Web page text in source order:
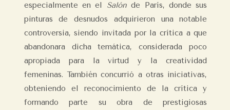
especialmente en el Salónde París, donde sus
pinturas de desnudos adquirieron una notable
controversia, siendo invitada por la crítica a que
abandonara dicha temática, considerada poco
apropiada para la virtud y la creatividad
femeninas. También concurrió a otras iniciativas,
obteniendo el reconocimiento de la crítica y
formando parte su obra de prestigiosas